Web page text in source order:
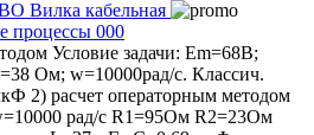
процессы 000
Условие задачи: Em=68B;
Ом; w=10000рад/с. Классич.
2) расчет операторным методом
рад/с R1=95Ом R2=23Ом